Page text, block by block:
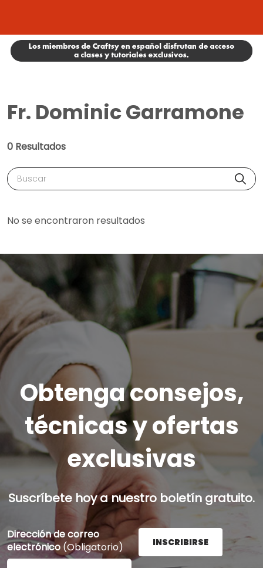
Fr. Dominic Garramone
0 Resultados
Buscar
No se encontraron resultados
Obtenga consejos,
técnicas y ofertas
exclusivas
Suscríbete hoy a nuestro boletín gratuito.
Dirección de correo
electrónico (Obligatorio)
Ingrese su dirección de correo electrónico aquí y
INSCRIBIRSE